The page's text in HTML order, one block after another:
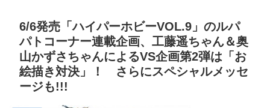
6/6発売「ハイパーホビーVOL.9」のルパ
パトコーナー連載企画、工藤遥ちゃん＆奥
山かずさちゃんによるVS企画第2弾は「お
絵描き対決」！ さらにスペシャルメッセ
ージも!!!